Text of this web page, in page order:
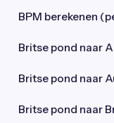
BPM berekenen
Britse pond naar
Britse pond naar
Britse pond naar